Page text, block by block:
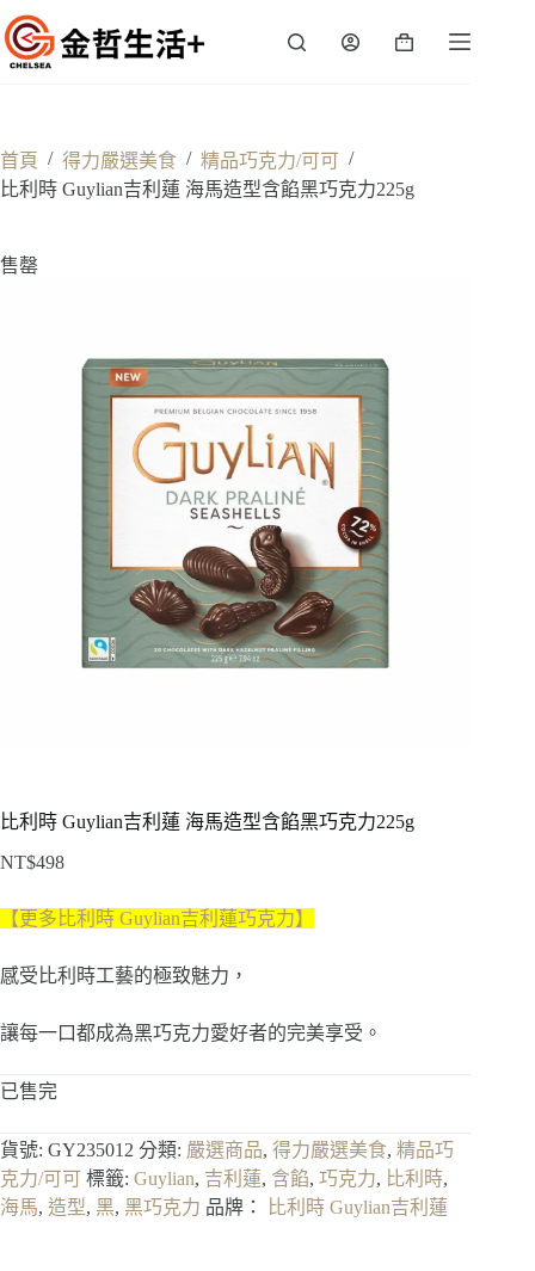
跳
至
主
容
購
首頁 / 得力嚴選美食 / 精品巧克力/可可 /
比利時 Guylian吉利蓮 海馬造型含餡黑巧克力225g
售罄
比利時 Guylian吉利蓮 海馬造型含餡黑巧克力225g
NT$498
【更多比利時 Guylian吉利蓮巧克力】
感受比利時工藝的極致魅力，
讓每一口都成為黑巧克力愛好者的完美享受。
已售完
貨號: GY235012 分類: 嚴選商品, 得力嚴選美食, 精品巧
克力/可可 標籤: Guylian, 吉利蓮, 含餡, 巧克力, 比利時,
海馬, 造型, 黑, 黑巧克力 品牌： 比利時 Guylian吉利蓮